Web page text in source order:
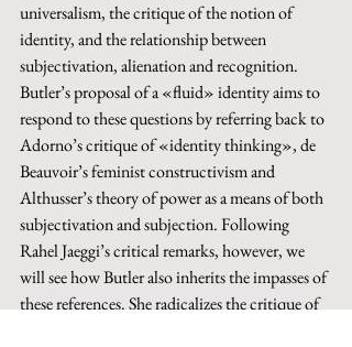
universalism, the critique of the notion of
identity, and the relationship between
subjectivation, alienation and recognition.
Butler’s proposal of a «fluid» identity aims to
respond to these questions by referring back to
Adorno’s critique of «identity thinking», de
Beauvoir’s feminist constructivism and
Althusser’s theory of power as a means of both
subjectivation and subjection. Following
Rahel Jaeggi’s critical remarks, however, we
will see how Butler also inherits the impasses of
these references. She radicalizes the critique of